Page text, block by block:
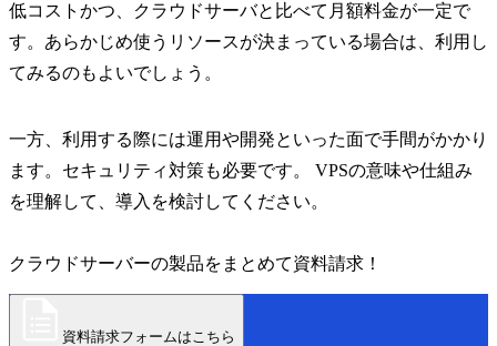
低コストかつ、クラウドサーバと比べて月額料金が一定で
す。あらかじめ使うリソースが決まっている場合は、利用し
てみるのもよいでしょう。
一方、利用する際には運用や開発といった面で手間がかかり
ます。セキュリティ対策も必要です。 VPSの意味や仕組み
を理解して、導入を検討してください。
クラウドサーバーの製品をまとめて資料請求！
資料請求フォームはこちら